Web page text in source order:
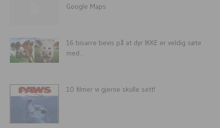
Google Maps
16 bisarre bevis på at dyr IKKE er veldig søte
med...
10 filmer vi gjerne skulle sett!